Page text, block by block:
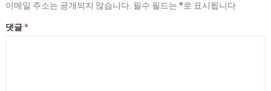
이메일 주소는 공개되지 않습니다. 필수 필드는 *로 표시됩니다
댓글*